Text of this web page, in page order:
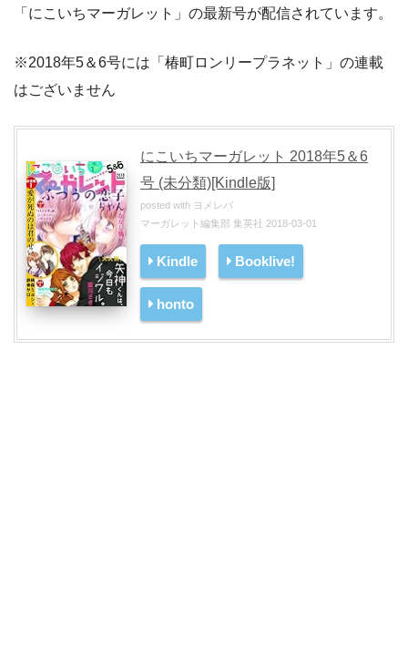
「にこいちマーガレット」の最新号が配信されています。
※2018年5＆6号には「椿町ロンリープラネット」の連載
はございません
にこいちマーガレット 2018年5＆6
号 (未分類)[Kindle版]
posted with ヨメレバ
マーガレット編集部 集英社 2018-03-01
Kindle Booklive!
honto